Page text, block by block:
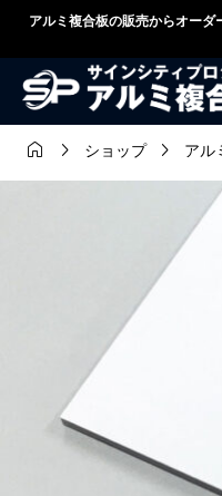
アルミ複合板の販売からオーダ
  ショップ  アル